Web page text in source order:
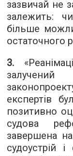
зазвичай не
залежить:
більше
остаточного
3.
експертів
позитивно
судова
завершена
судоустрій